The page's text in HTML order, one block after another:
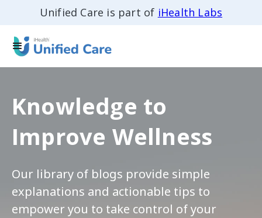
Unified Care is part of iHealth Labs
Knowledge to
Improve Wellness
Our library of blogs provide simple
explanations and actionable tips to
empower you to take control of your